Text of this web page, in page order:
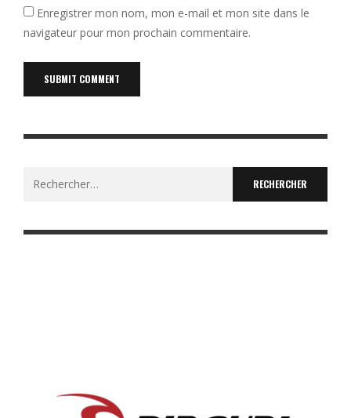
Enregistrer mon nom, mon e-mail et mon site dans le
navigateur pour mon prochain commentaire.